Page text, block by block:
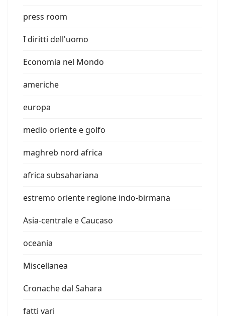
press room
I diritti dell'uomo
Economia nel Mondo
americhe
europa
medio oriente e golfo
maghreb nord africa
africa subsahariana
estremo oriente regione indo-birmana
Asia-centrale e Caucaso
oceania
Miscellanea
Cronache dal Sahara
fatti vari